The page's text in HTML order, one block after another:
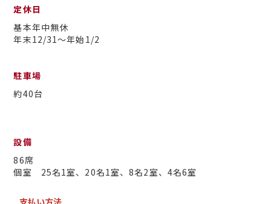
定休日
基本年中無休
年末12/31〜年始1/2
駐車場
約40台
設備
86席
個室 25名1室、20名1室、8名2室、4名6室